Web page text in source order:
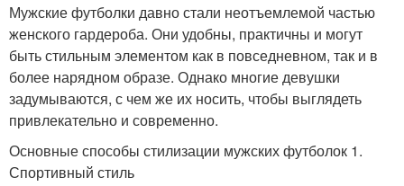
Мужские футболки давно стали неотъемлемой частью
женского гардероба. Они удобны, практичны и могут
быть стильным элементом как в повседневном, так и в
более нарядном образе. Однако многие девушки
задумываются, с чем же их носить, чтобы выглядеть
привлекательно и современно.
Основные способы стилизации мужских футболок 1.
Спортивный стиль